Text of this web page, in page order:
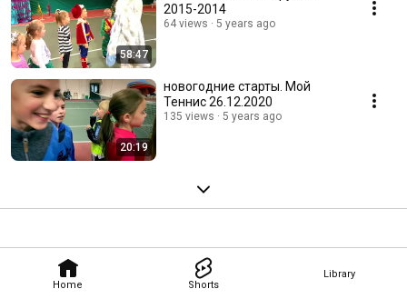
Home Shorts
Library
58:47
2015-2014
64 views 5 years ago
20:19
новогодние старты. Мой
Теннис 26.12.2020
135 views 5 years ago